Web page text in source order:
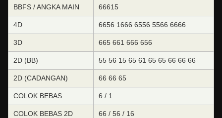
BBFS / ANGKA MAIN 66615
4D 6656 1666 6556 5566 6666
3D 665 661 666 656
2D (BB) 55 56 15 65 61 65 65 66 66 66
2D (CADANGAN) 66 66 65
COLOK BEBAS 6 / 1
COLOK BEBAS 2D 66 / 56 / 16